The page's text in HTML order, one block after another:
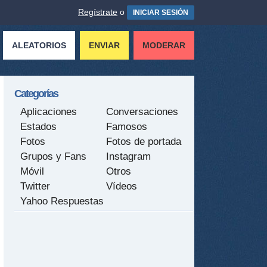
Regístrate o INICIAR SESIÓN
ALEATORIOS ENVIAR MODERAR
Categorías
Aplicaciones
Conversaciones
Estados
Famosos
Fotos
Fotos de portada
Grupos y Fans
Instagram
Móvil
Otros
Twitter
Vídeos
Yahoo Respuestas